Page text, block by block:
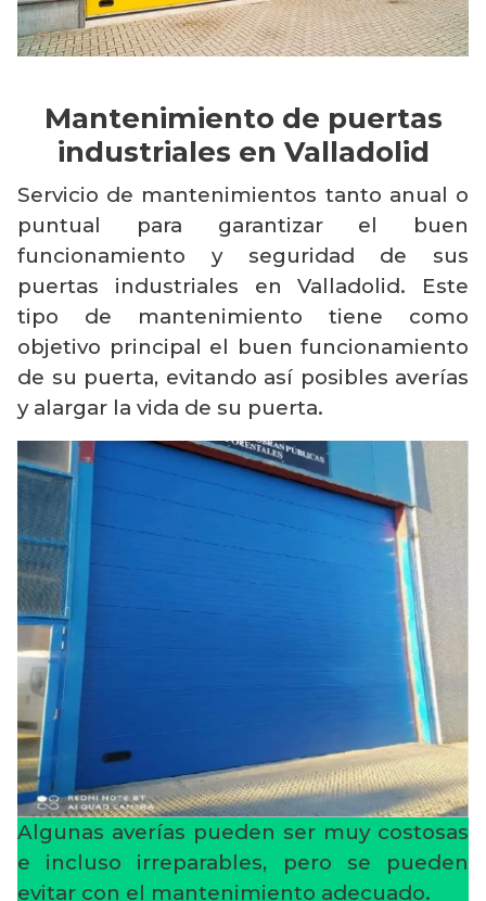
Mantenimiento de puertas
industriales en Valladolid
Servicio de mantenimientos tanto anual o
puntual para garantizar el buen
funcionamiento y seguridad de sus
puertas industriales en Valladolid. Este
tipo de mantenimiento tiene como
objetivo principal el buen funcionamiento
de su puerta, evitando así posibles averías
y alargar la vida de su puerta.
Algunas averías pueden ser muy costosas
e incluso irreparables, pero se pueden
evitar con el mantenimiento adecuado.